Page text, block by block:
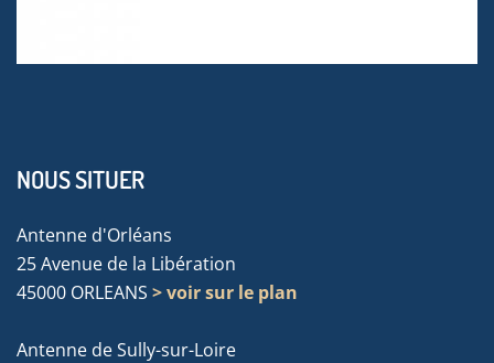
NOUS SITUER
Antenne d'Orléans
25 Avenue de la Libération
45000 ORLEANS > voir sur le plan
Antenne de Sully-sur-Loire